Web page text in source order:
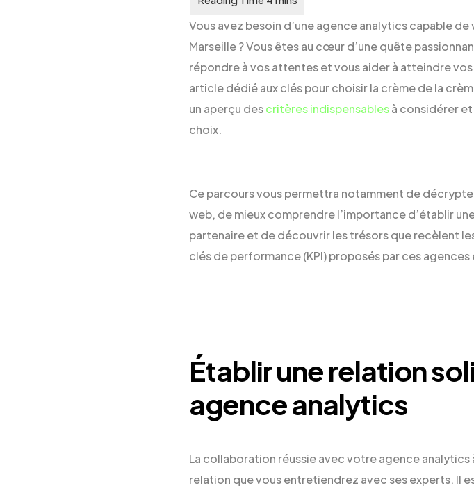
Vous avez besoin d’une agence analytics capable
Marseille ? Vous êtes au cœur d’une quête
répondre à vos attentes et vous aider à atteindre
article dédié aux clés pour choisir la crème de la
un aperçu descritères indispensablesà considérer
choix.
Ce parcours vous permettra notamment de
web, de mieux comprendre l’importance d’établir
partenaire et de découvrir les trésors que recèlent
clés de performance (KPI) proposés par ces agences
Établir une relation
agence analytics
La collaboration réussie avec votre agence
relation que vous entretiendrez avec ses experts. Il